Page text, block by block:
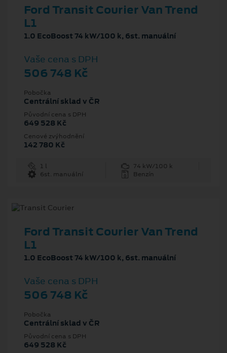
Ford Transit Courier Van Trend
L1
1.0 EcoBoost 74 kW/100 k, 6st. manuální
Vaše cena s DPH
506 748 Kč
Pobočka
Centrální sklad v ČR
Původní cena s DPH
649 528 Kč
Cenové zvýhodnění
142 780 Kč
1 l
74 kW/100 k
6st. manuální
Benzín
Ford Transit Courier Van Trend
L1
1.0 EcoBoost 74 kW/100 k, 6st. manuální
Vaše cena s DPH
506 748 Kč
Pobočka
Centrální sklad v ČR
Původní cena s DPH
649 528 Kč